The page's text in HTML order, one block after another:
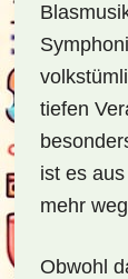
tiefen
ist es
mehr
Obwohl